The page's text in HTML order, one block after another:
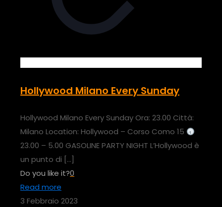
Hollywood Milano Every Sunday
Hollywood Milano Every Sunday Ora: 23.00 Città:
Milano Location: Hollywood – Corso Como 15
23.00 – 5.00 GASOLINE PARTY NIGHT L’Hollywood è
un punto di […]
Do you like it?0
Read more
3 Febbraio 2023